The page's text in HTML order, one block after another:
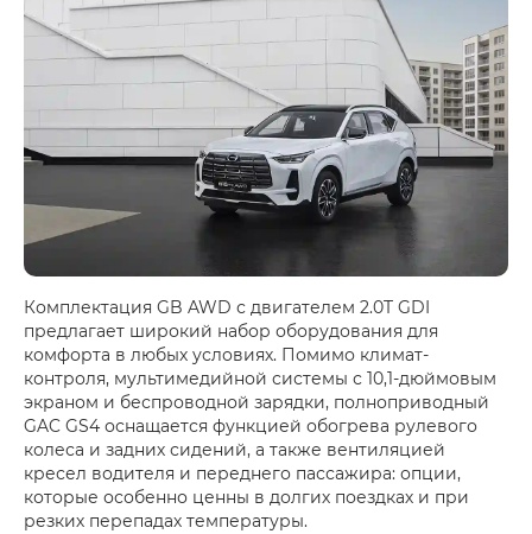
Комплектация GB AWD с двигателем 2.0T GDI
предлагает широкий набор оборудования для
комфорта в любых условиях. Помимо климат-
контроля, мультимедийной системы с 10,1-дюймовым
экраном и беспроводной зарядки, полноприводный
GAC GS4 оснащается функцией обогрева рулевого
колеса и задних сидений, а также вентиляцией
кресел водителя и переднего пассажира: опции,
которые особенно ценны в долгих поездках и при
резких перепадах температуры.